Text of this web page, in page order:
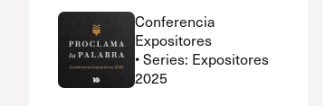
Conferencia
Expositores
• Series: Expositores
2025